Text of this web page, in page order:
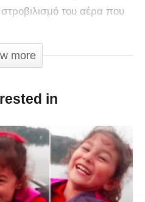
του αέρα που
η «μανία» με την
στο πέρασμα του, από
more
in